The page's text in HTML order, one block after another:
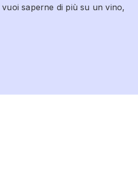
saperne di più su un vino,